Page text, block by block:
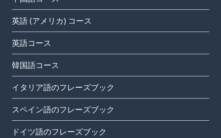
英語 (アメリカ) コース
英語コース
韓国語コース
イタリア語のフレーズブック
スペイン語のフレーズブック
ドイツ語のフレーズブック